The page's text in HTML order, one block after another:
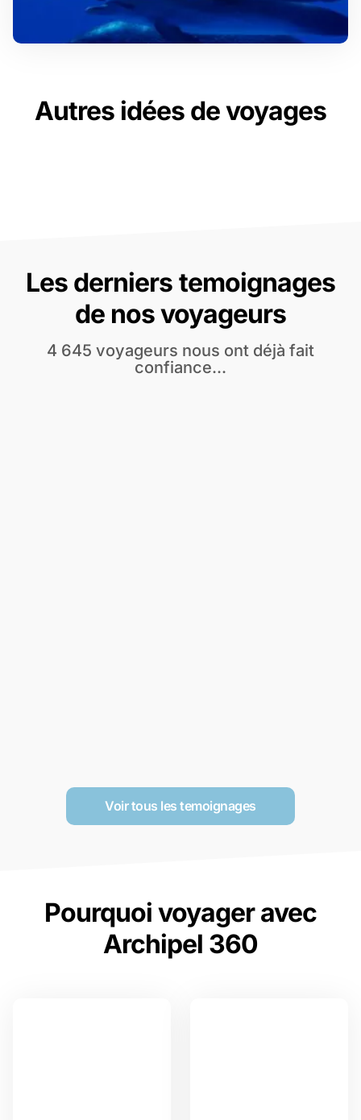
Autres idées de voyages
Les derniers temoignages
de nos voyageurs
4 645 voyageurs nous ont déjà fait
confiance...
Voir tous les temoignages
Pourquoi voyager avec
Archipel 360